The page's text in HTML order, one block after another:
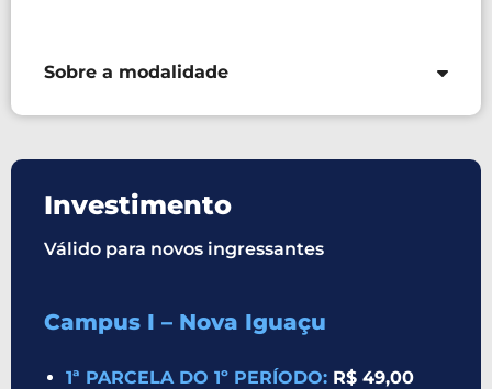
Sobre a modalidade
Investimento
Válido para novos ingressantes
Campus I – Nova Iguaçu
1ª PARCELA DO 1º PERÍODO: R$ 49,00